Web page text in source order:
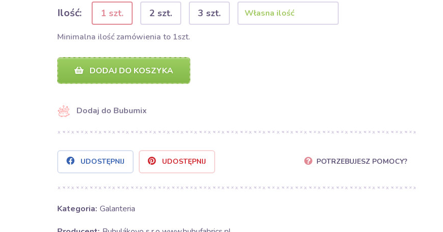
Ilość: 1 szt. 2 szt. 3 szt.
Minimalna ilość zamówienia to 1szt.
DODAJ DO KOSZYKA
Dodaj do Bubumix
UDOSTĘPNIJ UDOSTĘPNIJ POTRZEBUJESZ POMOCY?
Kategoria: Galanteria